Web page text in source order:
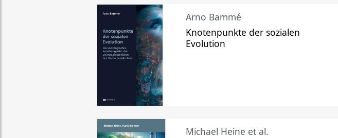
Arno Bammé
Knotenpunkte der sozialen
Evolution
Michael Heine et al.